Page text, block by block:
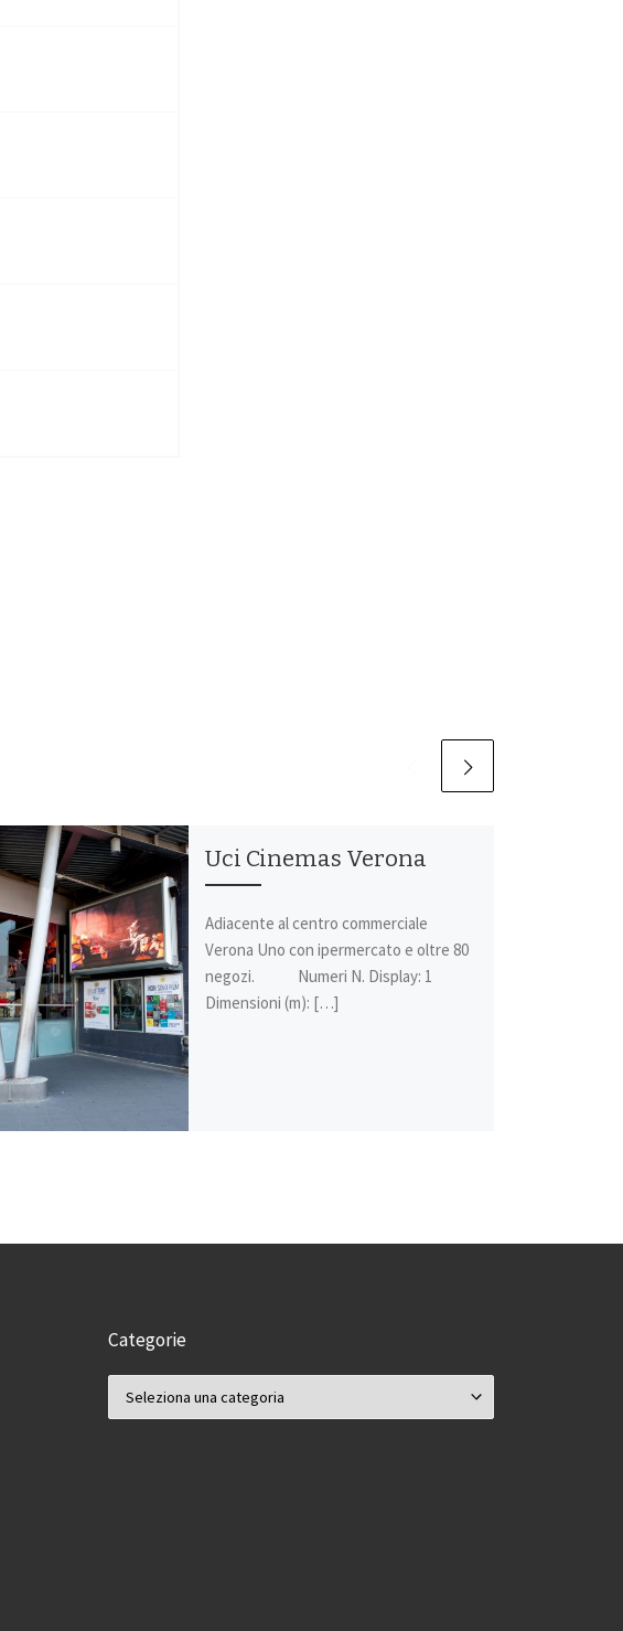
Uci Cinemas Verona
Adiacente al centro commerciale
Verona Uno con ipermercato e oltre 80
negozi. Numeri N. Display: 1
Dimensioni (m): […]
Categorie